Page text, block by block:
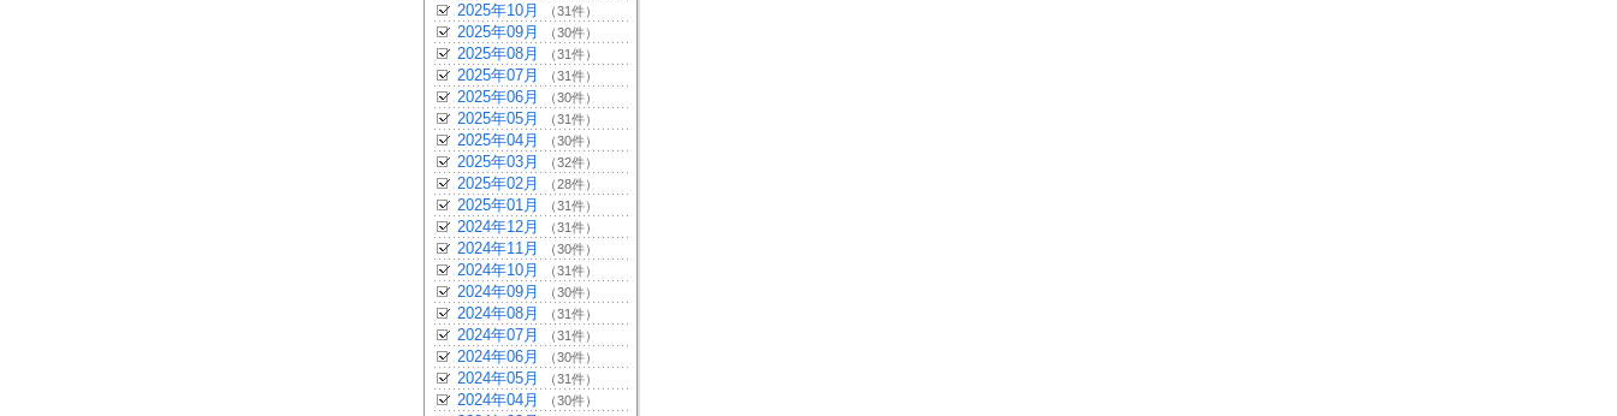
2025年10月 （31件）
2025年09月 （30件）
2025年08月 （31件）
2025年07月 （31件）
2025年06月 （30件）
2025年05月 （31件）
2025年04月 （30件）
2025年03月 （32件）
2025年02月 （28件）
2025年01月 （31件）
2024年12月 （31件）
2024年11月 （30件）
2024年10月 （31件）
2024年09月 （30件）
2024年08月 （31件）
2024年07月 （31件）
2024年06月 （30件）
2024年05月 （31件）
2024年04月 （30件）